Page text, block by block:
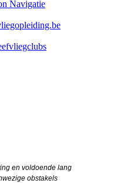
Navigatie
en voldoende lang
obstakels